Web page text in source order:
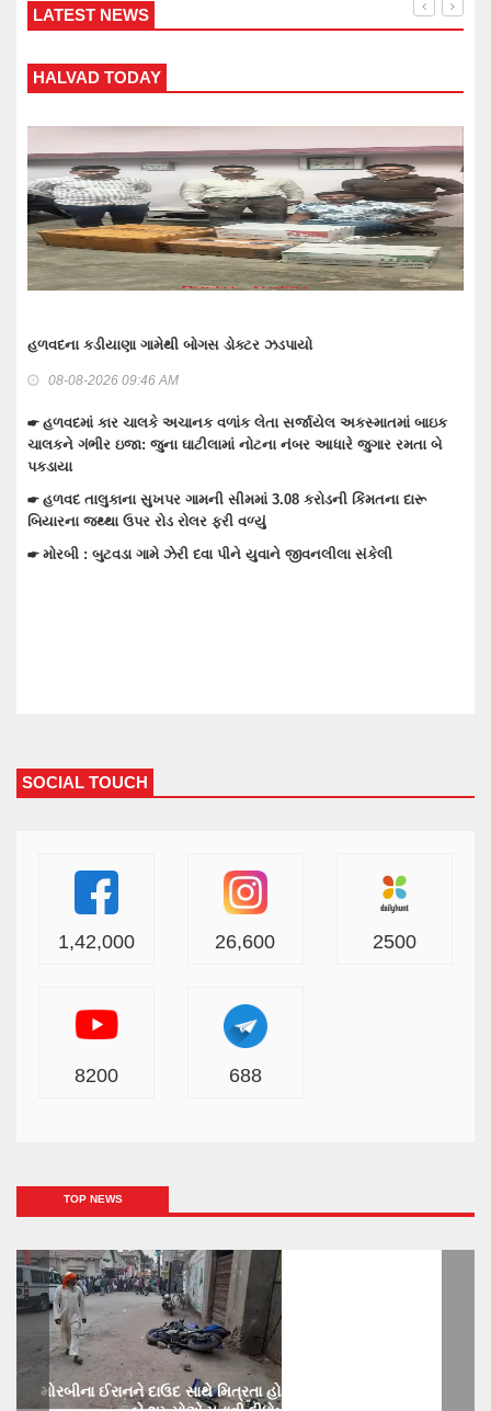
LATEST NEWS
WANKANER TODAY
વાંકાનેર બાઉન્ડ્રી નજીકથી 1.93 કરોડનો દારૂ-બિયર ભરેલ ટ્રક પકડવાના
☛ તેરા તુજકો અર્પણ: વાંકાનેર સિટી પોલીસે રોકડ, મોબાઈલ અને બાઇક
સહિત લાખોનો મુદામાલ અરજદારોને પરત કર્યો
☛ વાંકાનેરના ગુંદાખડા ગામે રેતી ભરેલા ટ્રક ઉપર ચડીને કામ કરતા યુવાનને
ઇલેક્ટ્રીક શોટ લાગતા મોત
☛ વાંકાનેરમાં પેટમાં દુખાવો ઉપડતા સારવારમાં ખસેડાયેલ મહિલાને આંચકી
SOCIAL TOUCH
1,42,000 26,600 2500
8200 688
TOP NEWS
મોરબીના ઈરાનને દાઉદ સાથે મિત્રતા હોય છાતીમાં છરીનો ઘા ઝીકિને